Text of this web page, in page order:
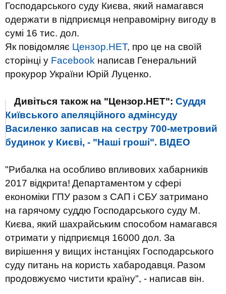
Господарського суду Києва, який намагався
одержати в підприємця неправомірну вигоду в
сумі 16 тис. дол.
Як повідомляє Цензор.НЕТ, про це на своїй
сторінці у Facebook написав Генеральний
прокурор України Юрій Луценко.
Дивіться також на "Цензор.НЕТ": Суддя
Київського апеляційного адмінсуду
Василенко записав на сестру 700-метровий
будинок у Києві, - "Наші гроші". ВIДЕО
"Рибалка на особливо впливових хабарників
2017 відкрита! Департаментом у сфері
економіки ГПУ разом з САП і СБУ затримано
на гарячому суддю Господарського суду М.
Києва, який шахрайським способом намагався
отримати у підприємця 16000 дол. За
вирішення у вищих інстанціях Господарського
суду питань на користь хабародавця. Разом
продовжуємо чистити країну", - написав він.